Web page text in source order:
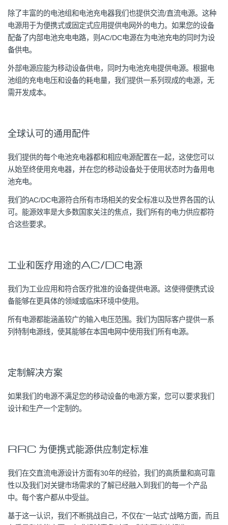
除了丰富的的电池组和电池充电器我们也提供交流/直流电源。这种
电源用于为便携式或固定式应用提供电网外的电力。如果您的设备
配备了内部电池充电电路，则AC/DC电源在为电池充电的同时为设
备供电。
外部电源应能为移动设备供电，同时为电池充电提供电源。根据电
池组的充电电压和设备的耗电量，我们提供一系列现成的电源，无
需开发成本。
全球认可的通用配件
我们提供的每个电池充电器都和相应电源配置在一起，这使您可以
从始至终使用充电器，并在您的移动设备处于使用状态时为备用电
池充电。
我们的AC/DC电源符合所有市场相关的安全标准以及世界各国的认
可。能源效率是大多数国家关注的焦点，我们所有的电力供应都符
合这些要求。
工业和医疗用途的AC/DC电源
我们为工业应用和符合医疗批准的设备提供电源。这使得便携式设
备能够在更具体的领域或临床环境中使用。
所有电源都能涵盖较广的输入电压范围。我们为国际客户提供一系
列特制电源线，使其能够在本国电网中使用我们所有电源。
定制解决方案
如果我们的电源不满足您的移动设备的电源方案，您可以要求我们
设计和生产一个定制的。
RRC 为便携式能源供应制定标准
我们在交直流电源设计方面有30年的经验，我们的高质量和高可靠
性以及我们对关键市场需求的了解已经融入到我们的每一个产品
中。每个客户都从中受益。
基于这一认识，我们不断挑战自己，不仅在“一站式”战略方面，而且